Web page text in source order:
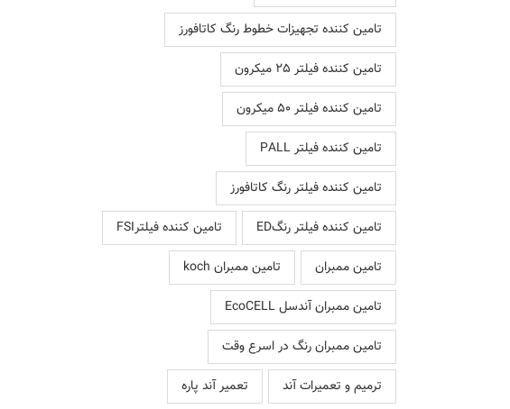
تامین کننده تجهیزات خطوط رنگ کاتافورز
تامین کننده فیلتر 25 میکرون
تامین کننده فیلتر 50 میکرون
تامین کننده فیلتر PALL
تامین کننده فیلتر رنگ کاتافورز
تامین کننده فیلتر رنگED
تامین کننده فیلترFSI
تامین ممبران
تامین ممبران koch
تامین ممبران آندسل EcoCELL
تامین ممبران رنگ در اسرع وقت
ترمیم و تعمیرات آند
تعمیر آند پاره